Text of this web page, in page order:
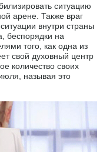
ситуацию
арене. Также враг
внутри страны
беспорядки на
того, как одна из
свой духовный центр
количество своих
называя это